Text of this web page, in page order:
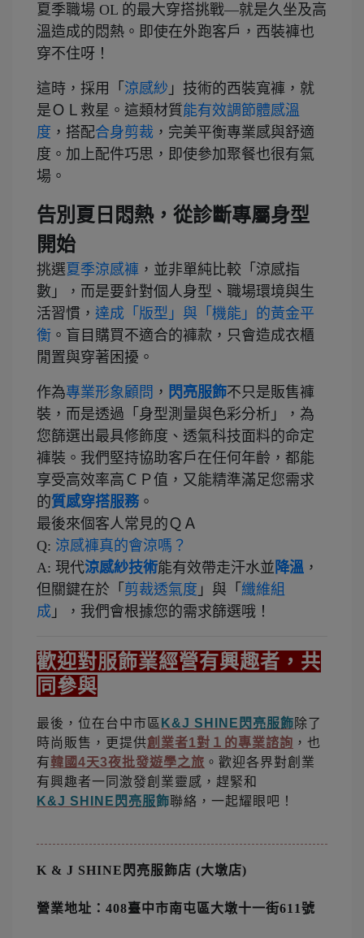
夏季職場 OL 的最大穿搭挑戰—就是久坐及高
溫造成的悶熱。即使在外跑客戶，西裝褲也
穿不住呀！
這時，採用「 涼感紗 」技術的西裝寬褲，就
是ＯＬ救星。這類材質能有效調節體感溫
度 ，搭配合身剪裁 ，完美平衡專業感與舒適
度。加上配件巧思，即使參加聚餐也很有氣
場。
告別夏日悶熱，從診斷專屬身型
開始
挑選夏季涼感褲 ，並非單純比較「涼感指
數」，而是要針對個人身型、職場環境與生
活習慣， 達成「版型」與「機能」的黃金平
衡 。盲目購買不適合的褲款，只會造成衣櫃
閒置與穿著困擾。
作為專業形象顧問 ， 閃亮服飾不只是販售褲
裝，而是透過「身型測量與色彩分析」，為
您篩選出最具修飾度、透氣科技面料的命定
褲裝。我們堅持協助客戶在任何年齡，都能
享受高效率高ＣＰ值，又能精準滿足您需求
的質感穿搭服務 。
最後來個客人常見的ＱＡ
Q: 涼感褲真的會涼嗎？
A: 現代涼感紗技術能有效帶走汗水並 降溫 ，
但關鍵在於「 剪裁透氣度 」與「 纖維組
成 」，我們會根據您的需求篩選哦！
歡迎對服飾業經營有興趣者，共
同參與
最後，位在台中市區 K&J SHINE閃亮服飾 除了
時尚販售，更提供創業者1對１的專業諮詢 ，也
有韓國4天3夜批發遊學之旅 。歡迎各界對創業
有興趣者一同激發創業靈感，趕緊和
K&J SHINE閃亮服飾聯絡，一起耀眼吧！
K & J SHINE閃亮服飾店 (大墩店)
營業地址：408臺中市南屯區大墩十一街611號